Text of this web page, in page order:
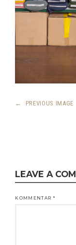
← PREVIOUS IMAGE
LEAVE A
KOMMENTAR *